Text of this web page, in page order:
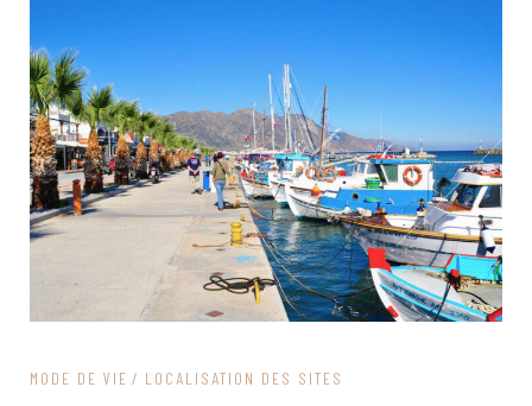
MODE DE VIE LOCALISATION DES SITES